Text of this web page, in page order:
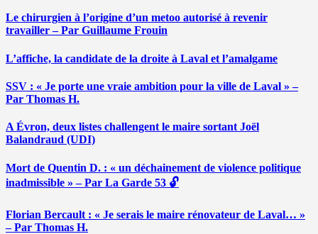
Le chirurgien à l’origine d’un metoo autorisé à revenir
travailler – Par Guillaume Frouin
L’affiche, la candidate de la droite à Laval et l’amalgame
SSV : « Je porte une vraie ambition pour la ville de Laval » –
Par Thomas H.
A Évron, deux listes challengent le maire sortant Joël
Balandraud (UDI)
Mort de Quentin D. : « un déchainement de violence politique
inadmissible » – Par La Garde 53 🔓
Florian Bercault : « Je serais le maire rénovateur de Laval… »
– Par Thomas H.